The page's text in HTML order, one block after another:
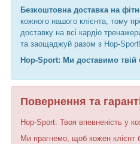
Безкоштовна доставка на
кожного нашого клієнта, тому
доставку на всі кардіо
та заощаджуй разом з Hop-Sport!
Hop-Sport: Ми доставимо
Повернення та
Hop-Sport: Твоя впевненість у
Ми прагнемо, щоб кожен клієнт